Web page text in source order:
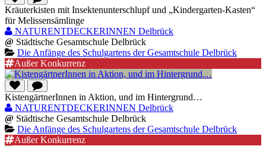
Kräuterkisten mit Insektenunterschlupf und „Kindergarten-Kasten“
für Melissensämlinge
NATURENTDECKERINNEN Delbrück
@ Städtische Gesamtschule Delbrück
Die Anfänge des Schulgartens der Gesamtschule Delbrück
Außer Konkurrenz
KistengärtnerInnen in Aktion, und im Hintergrund…
NATURENTDECKERINNEN Delbrück
@ Städtische Gesamtschule Delbrück
Die Anfänge des Schulgartens der Gesamtschule Delbrück
Außer Konkurrenz